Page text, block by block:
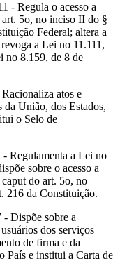
- Regula o acesso a
5o, no inciso II do §
Federal; altera a
a Lei no 11.111,
no 8.159, de 8 de
atos e
da União, dos Estados,
o Selo de
- Regulamenta a Lei no
sobre o acesso a
do art. 5o, no
216 da Constituição.
- Dispõe sobre a
dos serviços
de firma e da
País e institui a Carta de